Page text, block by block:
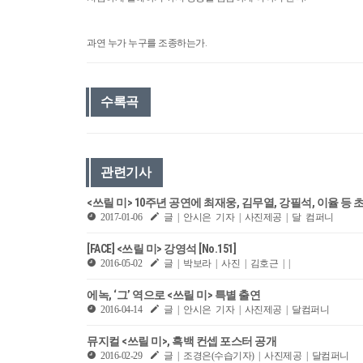
과연 누가 누구를 조종하는가.
수록곡
관련기사
<쓰릴 미> 10주년 공연에 최재웅, 김무열, 강필석, 이율 등
2017-01-06 글 | 안시은 기자 | 사진제공 | 달 컴퍼니
[FACE] <쓰릴 미> 강영석 [No.151]
2016-05-02 글 | 박보라 | 사진 | 김호근 | |
에녹, ‘그’ 역으로 <쓰릴 미> 특별 출연
2016-04-14 글 | 안시은 기자 | 사진제공 | 달컴퍼니
뮤지컬 <쓰릴 미>, 흑백 컨셉 포스터 공개
2016-02-29 글 | 조경은(수습기자) | 사진제공 | 달컴퍼니